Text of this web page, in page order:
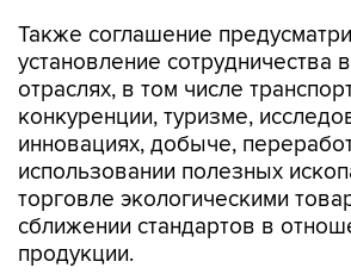
Также соглашение
установление сотрудничества
отраслях, в том числе
конкуренции, туризме,
инновациях, добыче,
использовании полезных
торговле экологическими
сближении стандартов в
продукции.